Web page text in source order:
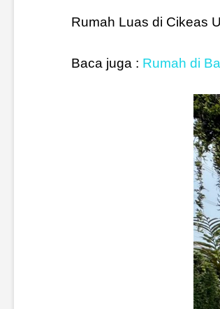
Rumah Luas di Cikeas
Baca juga : Rumah di